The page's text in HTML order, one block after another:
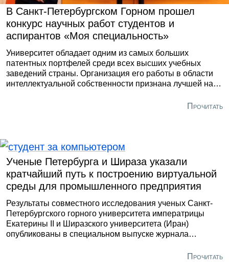
В Санкт-Петербургском Горном прошел
конкурс научных работ студентов и
аспирантов «Моя специальность»
Университет обладает одним из самых больших
патентных портфелей среди всех высших учебных
заведений страны. Организация его работы в области
интеллектуальной собственности признана лучшей на
и специалистов поддержки технологий и инновацийПрочитать
Ученые Петербурга и Шираза указали
кратчайший путь к построению виртуальной
среды для промышленного предприятия
Результаты совместного исследования ученых Санкт-
Петербургского горного университета императрицы
Екатерины II и Ширазского университета (Иран)
опубликованы в специальном выпуске журнала
Прочитать